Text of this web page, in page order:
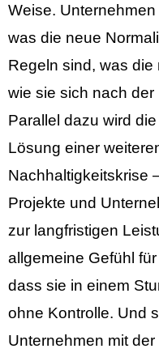
Weise.
was die neue
Regeln sind, was
wie sie sich nach
Parallel dazu wird
Lösung einer
Nachhaltigkeitskrise
Projekte und
zur langfristigen
allgemeine Gefühl
dass sie in einem
ohne Kontrolle. Und
Unternehmen mit der